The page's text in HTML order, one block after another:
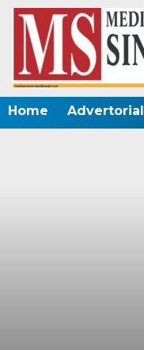
Home Advertorial